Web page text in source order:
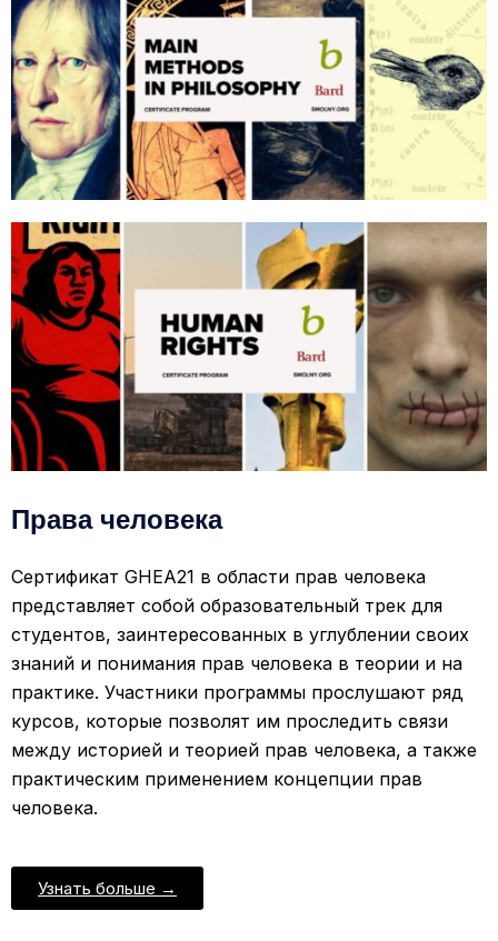
Права человека
Сертификат GHEA21 в области прав человека
представляет собой образовательный трек для
студентов, заинтересованных в углублении своих
знаний и понимания прав человека в теории и на
практике. Участники программы прослушают ряд
курсов, которые позволят им проследить связи
между историей и теорией прав человека, а также
практическим применением концепции прав
человека.
Узнать больше →